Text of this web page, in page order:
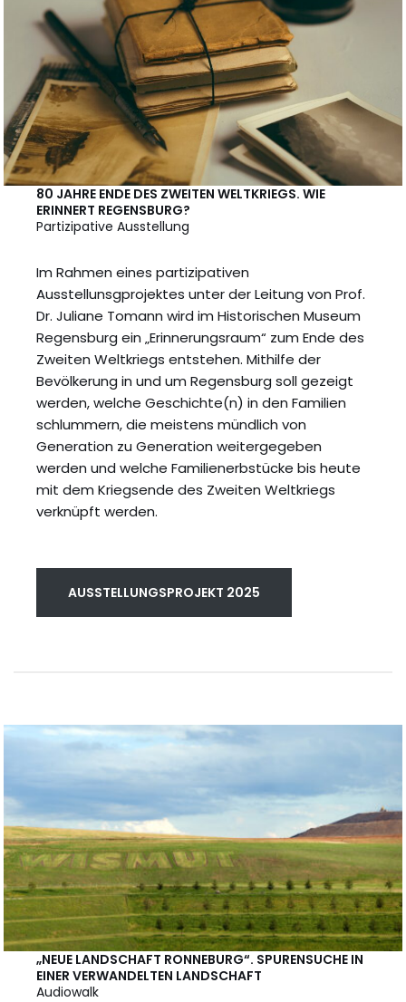
80 JAHRE ENDE DES ZWEITEN WELTKRIEGS. WIE
ERINNERT REGENSBURG?
Partizipative Ausstellung
Im Rahmen eines partizipativen
Ausstellunsgprojektes unter der Leitung von Prof.
Dr. Juliane Tomann wird im Historischen Museum
Regensburg ein „Erinnerungsraum“ zum Ende des
Zweiten Weltkriegs entstehen. Mithilfe der
Bevölkerung in und um Regensburg soll gezeigt
werden, welche Geschichte(n) in den Familien
schlummern, die meistens mündlich von
Generation zu Generation weitergegeben
werden und welche Familienerbstücke bis heute
mit dem Kriegsende des Zweiten Weltkriegs
verknüpft werden.
AUSSTELLUNGSPROJEKT 2025
„NEUE LANDSCHAFT RONNEBURG“. SPURENSUCHE IN
EINER VERWANDELTEN LANDSCHAFT
Audiowalk